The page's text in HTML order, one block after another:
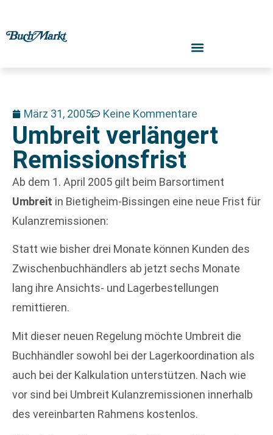
März 31, 2005 Keine Kommentare
Umbreit verlängert
Remissionsfrist
Ab dem 1. April 2005 gilt beim Barsortiment
Umbreit in Bietigheim-Bissingen eine neue Frist für
Kulanzremissionen:
Statt wie bisher drei Monate können Kunden des
Zwischenbuchhändlers ab jetzt sechs Monate
lang ihre Ansichts- und Lagerbestellungen
remittieren.
Mit dieser neuen Regelung möchte Umbreit die
Buchhändler sowohl bei der Lagerkoordination als
auch bei der Kalkulation unterstützen. Nach wie
vor sind bei Umbreit Kulanzremissionen innerhalb
des vereinbarten Rahmens kostenlos.